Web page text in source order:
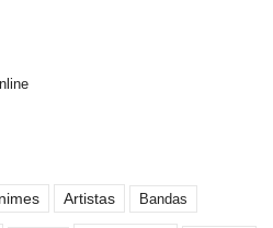
Artistas Bandas